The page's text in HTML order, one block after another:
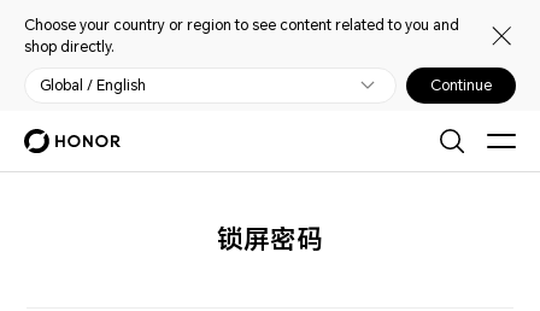
Choose your country or region to see content related to you and
shop directly.
Global / English Continue
锁屏密码